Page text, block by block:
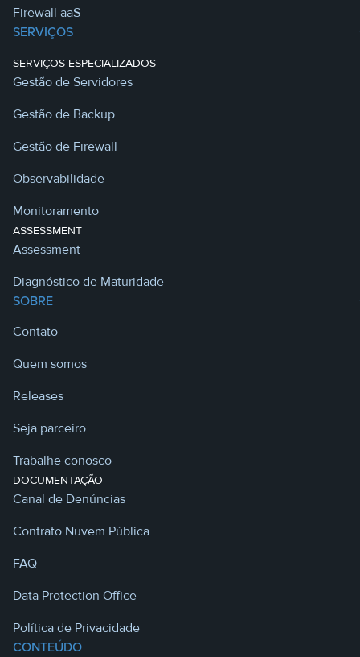
Firewall aaS
SERVIÇOS
SERVIÇOS ESPECIALIZADOS
Gestão de Servidores
Gestão de Backup
Gestão de Firewall
Observabilidade
Monitoramento
ASSESSMENT
Assessment
Diagnóstico de Maturidade
SOBRE
Contato
Quem somos
Releases
Seja parceiro
Trabalhe conosco
DOCUMENTAÇÃO
Canal de Denúncias
Contrato Nuvem Pública
FAQ
Data Protection Office
Política de Privacidade
CONTEÚDO